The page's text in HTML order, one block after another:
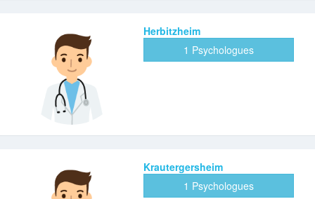
Herbitzheim
1 Psychologues
Krautergersheim
1 Psychologues